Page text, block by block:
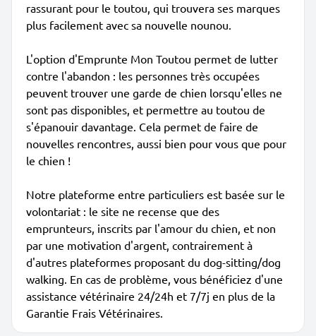
rassurant pour le toutou, qui trouvera ses marques
plus facilement avec sa nouvelle nounou.
L'option d'Emprunte Mon Toutou permet de lutter
contre l'abandon : les personnes très occupées
peuvent trouver une garde de chien lorsqu'elles ne
sont pas disponibles, et permettre au toutou de
s'épanouir davantage. Cela permet de faire de
nouvelles rencontres, aussi bien pour vous que pour
le chien !
Notre plateforme entre particuliers est basée sur le
volontariat : le site ne recense que des
emprunteurs, inscrits par l'amour du chien, et non
par une motivation d'argent, contrairement à
d'autres plateformes proposant du dog-sitting/dog
walking. En cas de problème, vous bénéficiez d'une
assistance vétérinaire 24/24h et 7/7j en plus de la
Garantie Frais Vétérinaires.